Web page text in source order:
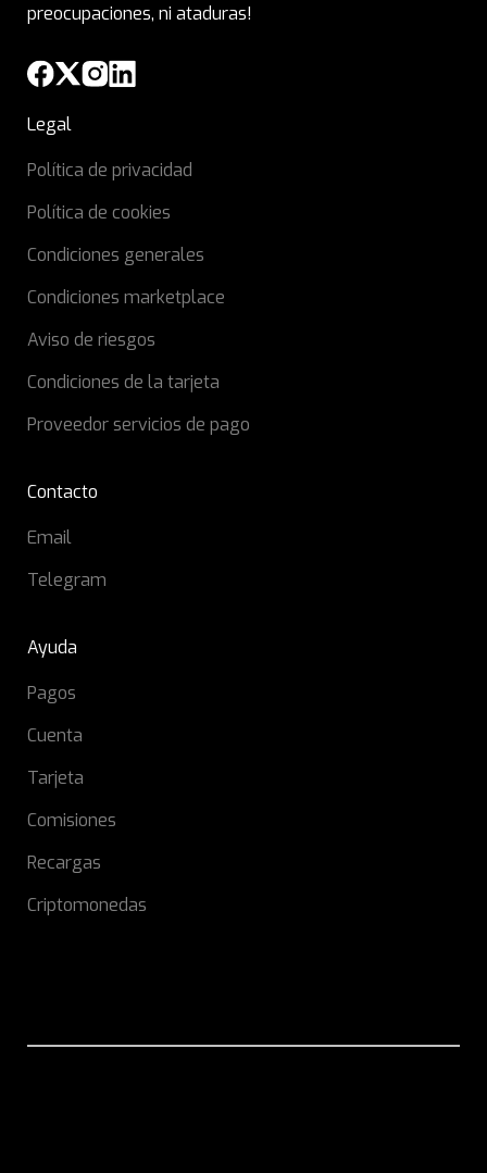
preocupaciones, ni ataduras!
Legal
Política de privacidad
Política de cookies
Condiciones generales
Condiciones marketplace
Aviso de riesgos
Condiciones de la tarjeta
Proveedor servicios de pago
Contacto
Email
Telegram
Ayuda
Pagos
Cuenta
Tarjeta
Comisiones
Recargas
Criptomonedas